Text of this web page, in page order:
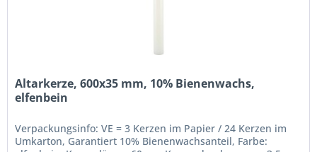
Altarkerze, 600x35 mm, 10% Bienenwachs,
elfenbein
Verpackungsinfo: VE = 3 Kerzen im Papier / 24 Kerzen im
Umkarton, Garantiert 10% Bienenwachsanteil, Farbe: